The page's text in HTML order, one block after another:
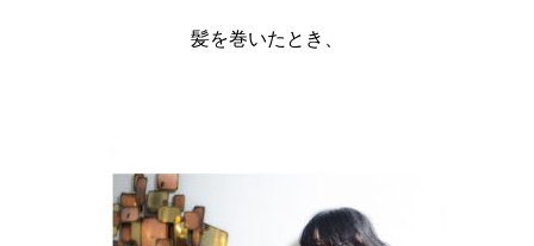
髪を巻いたとき、